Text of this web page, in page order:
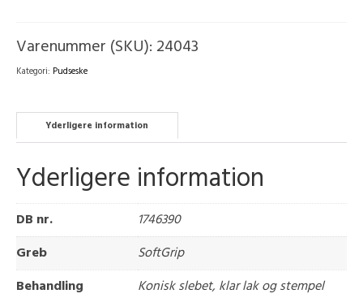
Find en medarbejder
Varenummer (SKU): 24043
Kategori: Pudseske
Yderligere information
Yderligere information
DB nr.
1746390
Greb
SoftGrip
Behandling
Konisk slebet, klar lak og stempel